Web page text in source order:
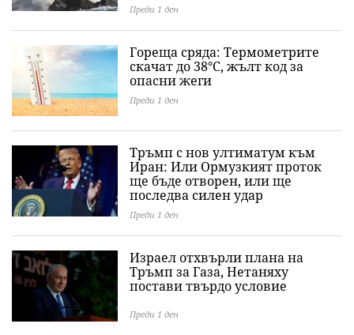
Преди 1 ден
Гореща сряда: Термометрите
скачат до 38°C, жълт код за
опасни жеги
Преди 1 ден
Тръмп с нов ултиматум към
Иран: Или Ормузкият проток
ще бъде отворен, или ще
последва силен удар
Преди 1 ден
Израел отхвърли плана на
Тръмп за Газа, Нетаняху
постави твърдо условие
Преди 1 ден